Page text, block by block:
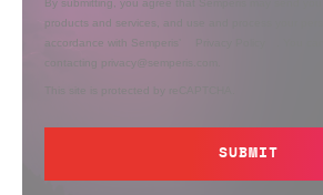
products and services, and use and process your
accordance with Semperis’
contacting privacy@semperis.com.
This site is protected by reCAPTCHA.
SUBMIT